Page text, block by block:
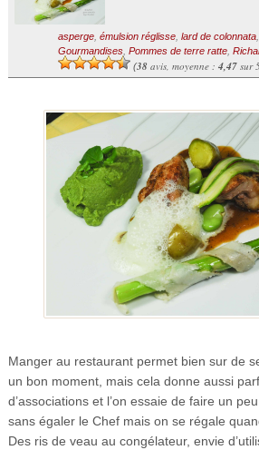
asperge, émulsion réglisse, lard de colonnata,
Gourmandises, Pommes de terre ratte,
(38 avis, moyenne : 4,47sur
Manger au restaurant permet bien sur de
un bon moment, mais cela donne aussi
d’associations et l’on essaie de faire un
sans égaler le Chef mais on se régale
Des ris de veau au congélateur, envie